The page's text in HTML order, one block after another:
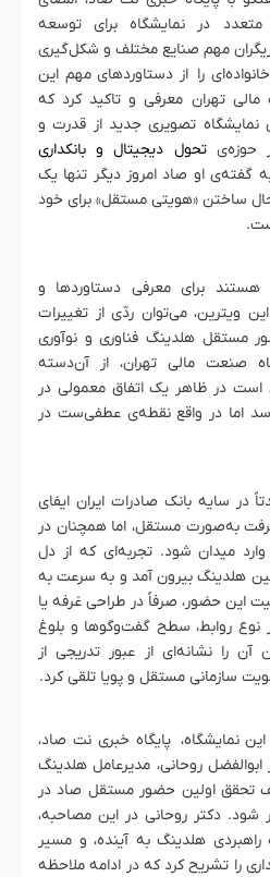
متعدد در نمایشگاه برای توسعه
مهم صنایع مختلف و شکل‌گیری
را از دستاوردهای مهم این
تهران معرفی و تاکید کرد که
تصویری جدید از قدرت و
حوزه‌یتحول دیجیتال و بانکداری
گفته‌ی او صاد امروز دیگر تنها یک
ساختن «هویتی مستقل» برای خود
هستند برای معرفی دستاوردها و
ویترین، می‌توان ردّی از تغییرات
مستقل هلدینگ فناوری و نوآوری
صنعت مالی تهران، از آن‌دسته
است در ظاهر یک اتفاق معمولی در
اما در واقع نقطه‌ی عطفی‌ست در
در سایه بانک صادرات ایران ایفای
به‌صورت مستقل، اما همچنان در
وارد میدان شود. تجربه‌ای که از دل
هلدینگ بیرون آمد و به سرعت به
این حضور، صرفاً در طراحی غرفه یا
نوع روابط، سطح گفت‌وگوها و بلوغ
را نشانه‌ای از عبور تدریجی از
سازمانی مستقل و پویا تلقی کرد.
نمایشگاه، پایگاه خبری نت صاد،
روحانی، مدیرعامل هلدینگ
تحقق اولین حضور مستقل صاد در
شود. دکتر روحانی در این مصاحبه،
راهبردی هلدینگ به آینده، و مسیر
را تشریح کرد که در ادامه ملاحظه